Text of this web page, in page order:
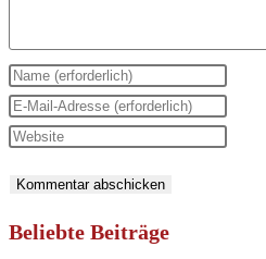
Gib
deinen
Namen
Benutzernamen
zum
Gib
deine
Mail-
Adresse
Gib
Website-
URL
Beliebte Beiträge